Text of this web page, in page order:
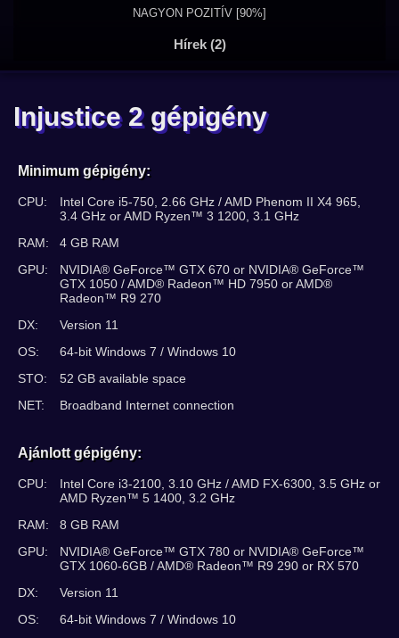
NAGYON POZITÍV [90%]
Hírek (2)
Injustice 2 gépigény
Minimum gépigény:
CPU:
Intel Core i5-750, 2.66 GHz / AMD Phenom II X4 965,
3.4 GHz or AMD Ryzen™ 3 1200, 3.1 GHz
RAM:
4 GB RAM
GPU:
NVIDIA® GeForce™ GTX 670 or NVIDIA® GeForce™
GTX 1050 / AMD® Radeon™ HD 7950 or AMD®
Radeon™ R9 270
DX:
Version 11
OS:
64-bit Windows 7 / Windows 10
STO:
52 GB available space
NET:
Broadband Internet connection
Ajánlott gépigény:
CPU:
Intel Core i3-2100, 3.10 GHz / AMD FX-6300, 3.5 GHz or
AMD Ryzen™ 5 1400, 3.2 GHz
RAM:
8 GB RAM
GPU:
NVIDIA® GeForce™ GTX 780 or NVIDIA® GeForce™
GTX 1060-6GB / AMD® Radeon™ R9 290 or RX 570
DX:
Version 11
OS:
64-bit Windows 7 / Windows 10